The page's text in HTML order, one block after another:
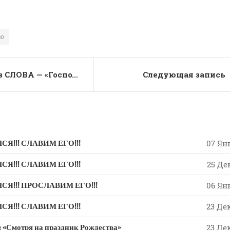
r
СЛОВО из СЛОВА — «Господь за меня — не устрашусь: что сделает мне человек?» Следующая запись
СЛАВИМ ЕГО!!! 07
СЛАВИМ ЕГО!!! 25
ПРОСЛАВИМ ЕГО!!! 06
СЛАВИМ ЕГО!!! 23
на праздник Рождества» 23